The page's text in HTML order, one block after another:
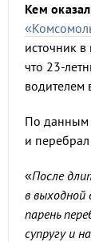
Кем
источник
что 23-
водителем
По данным
и
«После
в выходной
парень
супругу и